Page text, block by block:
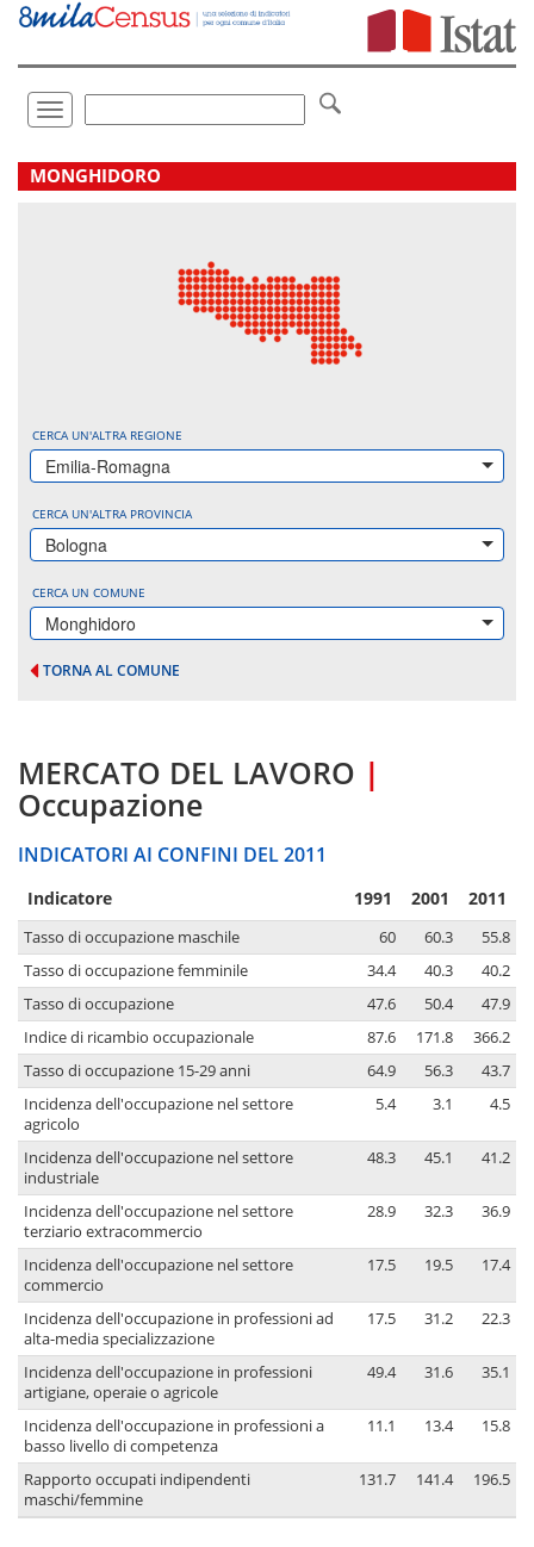
Vai
direttamente
Toggle
navigation
.
MONGHIDORO
CERCA UN'ALTRA REGIONE
Emilia-Romagna
CERCA UN'ALTRA PROVINCIA
Bologna
CERCA UN COMUNE
Monghidoro
TORNA AL COMUNE
MERCATO DEL LAVORO |
Occupazione
INDICATORI AI CONFINI DEL 2011
Indicatore 1991 2001 2011
Tasso di occupazione maschile 60 60.3
55.8
Tasso di occupazione femminile
34.4 40.3
40.2
Tasso di occupazione
47.6 50.4
47.9
Indice di ricambio occupazionale
87.6 171.8
366.2
Tasso di occupazione 15-29 anni
64.9 56.3
43.7
Incidenza dell'occupazione nel settore
agricolo
5.4 3.1 4.5
Incidenza dell'occupazione nel settore
industriale
48.3 45.1 41.2
Incidenza dell'occupazione nel settore
terziario extracommercio
28.9 32.3 36.9
Incidenza dell'occupazione nel settore
commercio
17.5 19.5 17.4
Incidenza dell'occupazione in professioni ad
alta-media specializzazione
17.5 31.2 22.3
Incidenza dell'occupazione in professioni
artigiane, operaie o agricole
49.4 31.6 35.1
Incidenza dell'occupazione in professioni a
basso livello di competenza
11.1 13.4 15.8
Rapporto occupati indipendenti
maschi/femmine
131.7 141.4 196.5